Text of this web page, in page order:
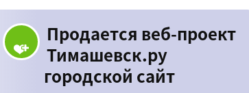
Продается веб-проект
Тимашевск.ру
городской сайт